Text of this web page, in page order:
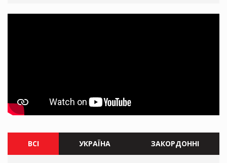
ВСІ УКРАЇНА ЗАКОРДОННІ